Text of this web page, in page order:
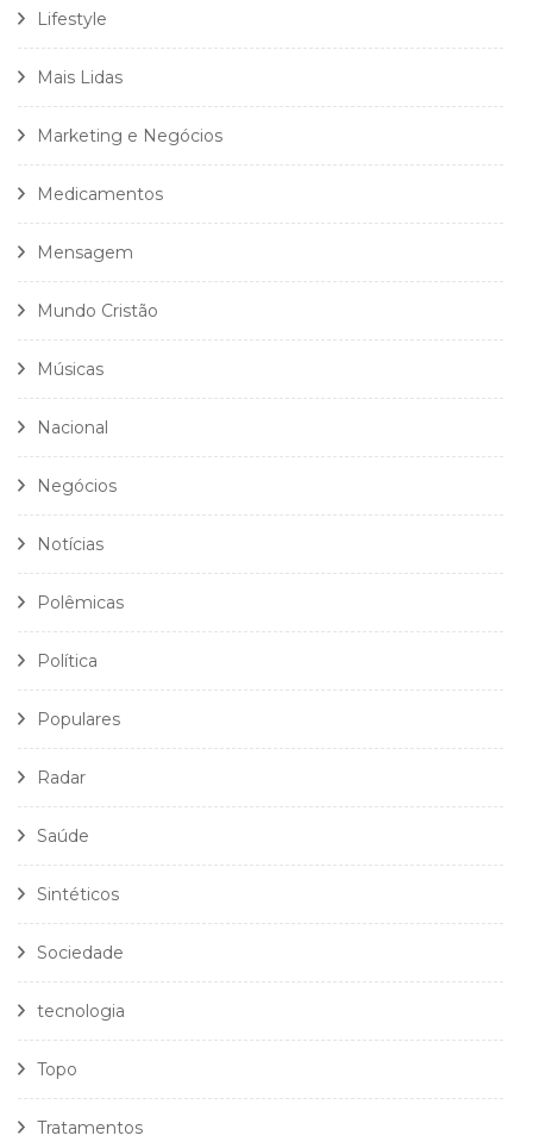
Lifestyle
Mais Lidas
Marketing e Negócios
Medicamentos
Mensagem
Mundo Cristão
Músicas
Nacional
Negócios
Notícias
Polêmicas
Política
Populares
Radar
Saúde
Sintéticos
Sociedade
tecnologia
Topo
Tratamentos